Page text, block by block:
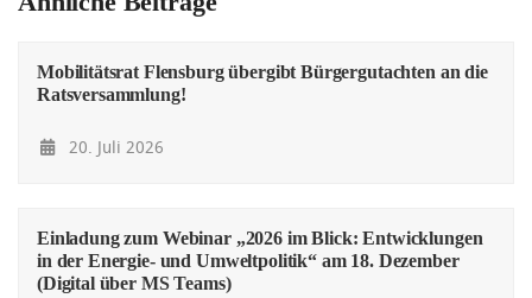
Mobilitätsrat Flensburg übergibt Bürgergutachten an die
Ratsversammlung!
20. Juli 2026
Einladung zum Webinar „2026 im Blick: Entwicklungen
in der Energie- und Umweltpolitik“ am 18. Dezember
(Digital über MS Teams)